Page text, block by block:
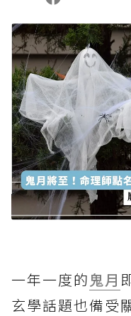
一年一度的 鬼月
玄學話題也備受